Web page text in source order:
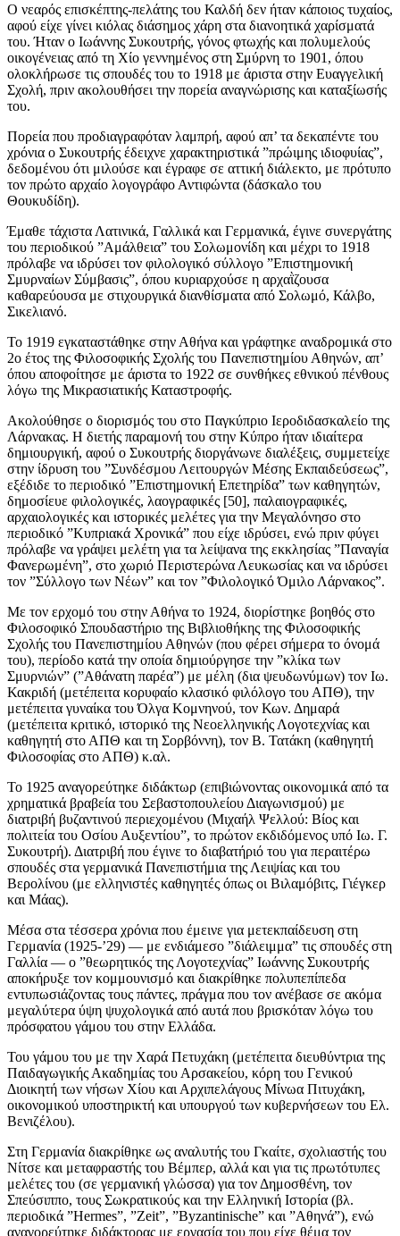
Ο νεαρός επισκέπτης-πελάτης του Καλδή δεν ήταν κάποιος τυχαίος,
αφού είχε γίνει κιόλας διάσημος χάρη στα διανοητικά χαρίσματά
του. Ήταν ο Ιωάννης Συκουτρής, γόνος φτωχής και πολυμελούς
οικογένειας από τη Χίο γεννημένος στη Σμύρνη το 1901, όπου
ολοκλήρωσε τις σπουδές του το 1918 με άριστα στην Ευαγγελική
Σχολή, πριν ακολουθήσει την πορεία αναγνώρισης και καταξίωσής
του.
Πορεία που προδιαγραφόταν λαμπρή, αφού απ’ τα δεκαπέντε του
χρόνια ο Συκουτρής έδειχνε χαρακτηριστικά ”πρώιμης ιδιοφυίας”,
δεδομένου ότι μιλούσε και έγραφε σε αττική διάλεκτο, με πρότυπο
τον πρώτο αρχαίο λογογράφο Αντιφώντα (δάσκαλο του
Θουκυδίδη).
Έμαθε τάχιστα Λατινικά, Γαλλικά και Γερμανικά, έγινε συνεργάτης
του περιοδικού ”Αμάλθεια” του Σολωμονίδη και μέχρι το 1918
πρόλαβε να ιδρύσει τον φιλολογικό σύλλογο ”Επιστημονική
Σμυρναίων Σύμβασις”, όπου κυριαρχούσε η αρχαῒζουσα
καθαρεύουσα με στιχουργικά διανθίσματα από Σολωμό, Κάλβο,
Σικελιανό.
Το 1919 εγκαταστάθηκε στην Αθήνα και γράφτηκε αναδρομικά στο
2ο έτος της Φιλοσοφικής Σχολής του Πανεπιστημίου Αθηνών, απ’
όπου αποφοίτησε με άριστα το 1922 σε συνθήκες εθνικού πένθους
λόγω της Μικρασιατικής Καταστροφής.
Ακολούθησε ο διορισμός του στο Παγκύπριο Ιεροδιδασκαλείο της
Λάρνακας. Η διετής παραμονή του στην Κύπρο ήταν ιδιαίτερα
δημιουργική, αφού ο Συκουτρής διοργάνωνε διαλέξεις, συμμετείχε
στην ίδρυση του ”Συνδέσμου Λειτουργών Μέσης Εκπαιδεύσεως”,
εξέδιδε το περιοδικό ”Επιστημονική Επετηρίδα” των καθηγητών,
δημοσίευε φιλολογικές, λαογραφικές [50], παλαιογραφικές,
αρχαιολογικές και ιστορικές μελέτες για την Μεγαλόνησο στο
περιοδικό ”Κυπριακά Χρονικά” που είχε ιδρύσει, ενώ πριν φύγει
πρόλαβε να γράψει μελέτη για τα λείψανα της εκκλησίας ”Παναγία
Φανερωμένη”, στο χωριό Περιστερώνα Λευκωσίας και να ιδρύσει
τον ”Σύλλογο των Νέων” και τον ”Φιλολογικό Όμιλο Λάρνακος”.
Με τον ερχομό του στην Αθήνα το 1924, διορίστηκε βοηθός στο
Φιλοσοφικό Σπουδαστήριο της Βιβλιοθήκης της Φιλοσοφικής
Σχολής του Πανεπιστημίου Αθηνών (που φέρει σήμερα το όνομά
του), περίοδο κατά την οποία δημιούργησε την ”κλίκα των
Σμυρνιών” (”Αθάνατη παρέα”) με μέλη (δια ψευδωνύμων) τον Ιω.
Κακριδή (μετέπειτα κορυφαίο κλασικό φιλόλογο του ΑΠΘ), την
μετέπειτα γυναίκα του Όλγα Κομνηνού, τον Κων. Δημαρά
(μετέπειτα κριτικό, ιστορικό της Νεοελληνικής Λογοτεχνίας και
καθηγητή στο ΑΠΘ και τη Σορβόννη), τον Β. Τατάκη (καθηγητή
Φιλοσοφίας στο ΑΠΘ) κ.αλ.
Το 1925 αναγορεύτηκε διδάκτωρ (επιβιώνοντας οικονομικά από τα
χρηματικά βραβεία του Σεβαστοπουλείου Διαγωνισμού) με
διατριβή βυζαντινού περιεχομένου (Μιχαήλ Ψελλού: Βίος και
πολιτεία του Οσίου Αυξεντίου”, το πρώτον εκδιδόμενος υπό Ιω. Γ.
Συκουτρή). Διατριβή που έγινε το διαβατήριό του για περαιτέρω
σπουδές στα γερμανικά Πανεπιστήμια της Λειψίας και του
Βερολίνου (με ελληνιστές καθηγητές όπως οι Βιλαμόβιτς, Γιέγκερ
και Μάας).
Μέσα στα τέσσερα χρόνια που έμεινε για μετεκπαίδευση στη
Γερμανία (1925-’29) — με ενδιάμεσο ”διάλειμμα” τις σπουδές στη
Γαλλία — ο ”θεωρητικός της Λογοτεχνίας” Ιωάννης Συκουτρής
αποκήρυξε τον κομμουνισμό και διακρίθηκε πολυπεπίπεδα
εντυπωσιάζοντας τους πάντες, πράγμα που τον ανέβασε σε ακόμα
μεγαλύτερα ύψη ψυχολογικά από αυτά που βρισκόταν λόγω του
πρόσφατου γάμου του στην Ελλάδα.
Του γάμου του με την Χαρά Πετυχάκη (μετέπειτα διευθύντρια της
Παιδαγωγικής Ακαδημίας του Αρσακείου, κόρη του Γενικού
Διοικητή των νήσων Χίου και Αρχιπελάγους Μίνωα Πιτυχάκη,
οικονομικού υποστηρικτή και υπουργού των κυβερνήσεων του Ελ.
Βενιζέλου).
Στη Γερμανία διακρίθηκε ως αναλυτής του Γκαίτε, σχολιαστής του
Νίτσε και μεταφραστής του Βέμπερ, αλλά και για τις πρωτότυπες
μελέτες του (σε γερμανική γλώσσα) για τον Δημοσθένη, τον
Σπεύσιππο, τους Σωκρατικούς και την Ελληνική Ιστορία (βλ.
περιοδικά ”Hermes”, ”Zeit”, ”Byzantinische” και ”Αθηνά”), ενώ
αναγορεύτηκε διδάκτορας με εργασία του που είχε θέμα τον